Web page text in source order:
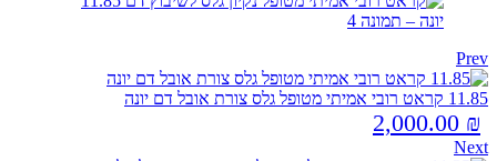
Prev
11.85 קראט רובי אמיתי מטופל גלס צורת אובל דם יונה
2,000.00 ₪
Next